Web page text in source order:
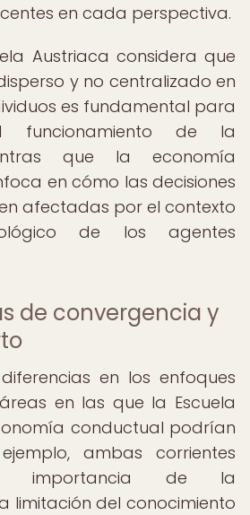
en cada perspectiva.
Austriaca considera que
y no centralizado en
es fundamental para
funcionamiento de la
que la economía
en cómo las decisiones
afectadas por el contexto
de los agentes
de convergencia y
en los enfoques
en las que la Escuela
conductual podrían
ambas corrientes
importancia de la
limitación del conocimiento